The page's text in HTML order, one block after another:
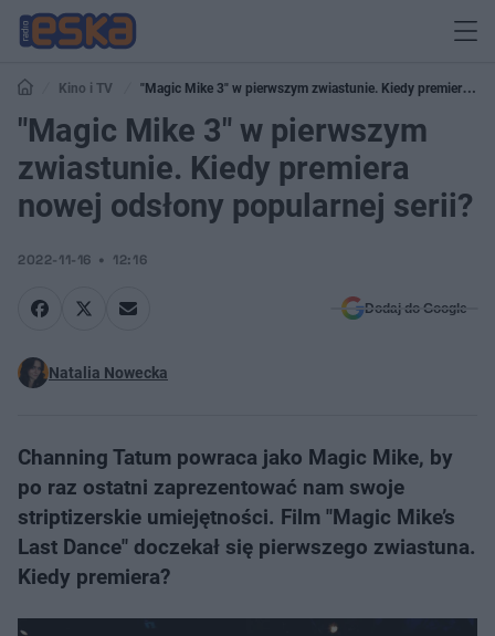
Kino i TV
"Magic Mike 3" w pierwszym zwiastunie. Kiedy premiera
nowej odsłony popularnej serii?
"Magic Mike 3" w pierwszym
zwiastunie. Kiedy premiera
nowej odsłony popularnej serii?
2022-11-16 12:16
Dodaj do Google
Natalia Nowecka
Channing Tatum powraca jako Magic Mike, by
po raz ostatni zaprezentować nam swoje
striptizerskie umiejętności. Film "Magic Mike’s
Last Dance" doczekał się pierwszego zwiastuna.
Kiedy premiera?